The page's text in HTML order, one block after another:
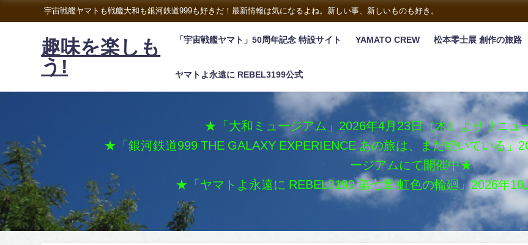
宇宙戦艦ヤマトも戦艦大和も銀河鉄道999も好きだ！最新情報は気になるよね。新しい事、新しいものも好き。
趣味を楽しも
う!
「宇宙戦艦ヤマト」50周年記念 特設サイト YAMATO CREW 松本零士展 創作の旅路
ヤマトよ永遠に REBEL3199公式
★「大和ミュージアム」2026年4月23日（木）よりリニュ
★「銀河鉄道999 THE GALAXY EXPERIENCE あの旅は、まだ続いている」
ージアムにて開催中★
★「ヤマトよ永遠に REBEL3199 第七章 虹色の輪廻」2026年